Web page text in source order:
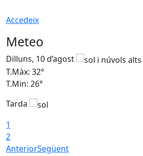
Accedeix
Meteo
Dilluns, 10 d’agost
T.Màx: 32°
T.Min: 26°
Tarda
1
2
AnteriorSegüent